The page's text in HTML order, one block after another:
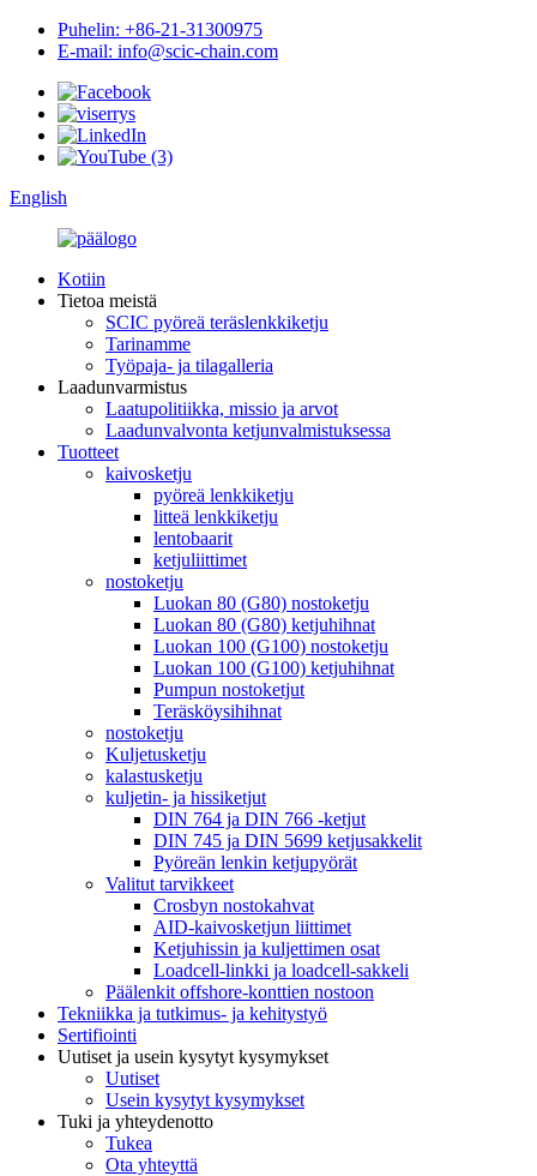
Puhelin: +86-21-31300975
E-mail: info@scic-chain.com
English
Kotiin
Tietoa meistä
SCIC pyöreä teräslenkkiketju
Tarinamme
Työpaja- ja tilagalleria
Laadunvarmistus
Laatupolitiikka, missio ja arvot
Laadunvalvonta ketjunvalmistuksessa
Tuotteet
kaivosketju
pyöreä lenkkiketju
litteä lenkkiketju
lentobaarit
ketjuliittimet
nostoketju
Luokan 80 (G80) nostoketju
Luokan 80 (G80) ketjuhihnat
Luokan 100 (G100) nostoketju
Luokan 100 (G100) ketjuhihnat
Pumpun nostoketjut
Teräsköysihihnat
nostoketju
Kuljetusketju
kalastusketju
kuljetin- ja hissiketjut
DIN 764 ja DIN 766 -ketjut
DIN 745 ja DIN 5699 ketjusakkelit
Pyöreän lenkin ketjupyörät
Valitut tarvikkeet
Crosbyn nostokahvat
AID-kaivosketjun liittimet
Ketjuhissin ja kuljettimen osat
Loadcell-linkki ja loadcell-sakkeli
Päälenkit offshore-konttien nostoon
Tekniikka ja tutkimus- ja kehitystyö
Sertifiointi
Uutiset ja usein kysytyt kysymykset
Uutiset
Usein kysytyt kysymykset
Tuki ja yhteydenotto
Tukea
Ota yhteyttä